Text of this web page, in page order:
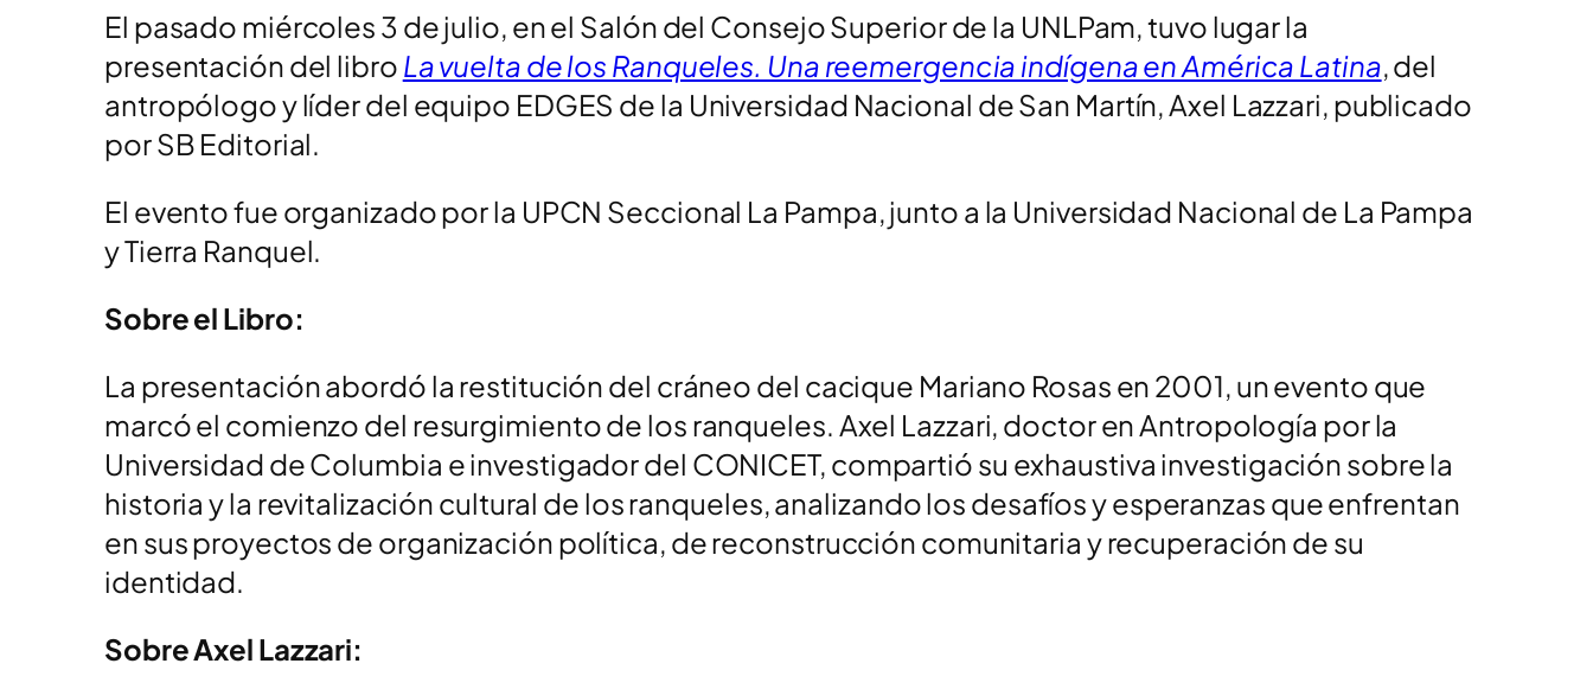
El pasado miércoles 3 de julio, en el Salón del Consejo Superior de la UNLPam, tuvo lugar la
presentación del libro La vuelta de los Ranqueles. Una reemergencia indígena en América Latina, del
antropólogo y líder del equipo EDGES de la Universidad Nacional de San Martín, Axel Lazzari, publicado
por SB Editorial.
El evento fue organizado por la UPCN Seccional La Pampa, junto a la Universidad Nacional de La Pampa
y Tierra Ranquel.
Sobre el Libro:
La presentación abordó la restitución del cráneo del cacique Mariano Rosas en 2001, un evento que
marcó el comienzo del resurgimiento de los ranqueles. Axel Lazzari, doctor en Antropología por la
Universidad de Columbia e investigador del CONICET, compartió su exhaustiva investigación sobre la
historia y la revitalización cultural de los ranqueles, analizando los desafíos y esperanzas que enfrentan
en sus proyectos de organización política, de reconstrucción comunitaria y recuperación de su
identidad.
Sobre Axel Lazzari: